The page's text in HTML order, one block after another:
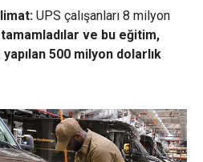
UPS çalışanları 8 milyon
tamamladılar ve bu eğitim,
500 milyon dolarlık